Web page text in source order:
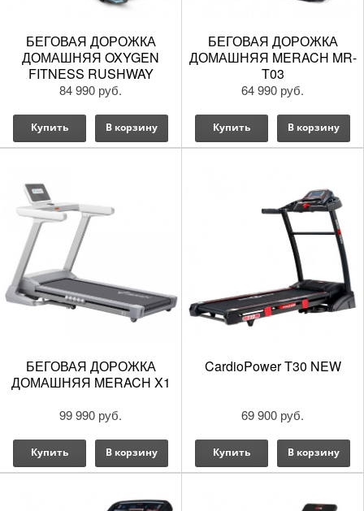
БЕГОВАЯ ДОРОЖКА
ДОМАШНЯЯ OXYGEN
FITNESS RUSHWAY
84 990 руб.
Купить В корзину
БЕГОВАЯ ДОРОЖКА
ДОМАШНЯЯ MERACH MR-
T03
64 990 руб.
Купить В корзину
БЕГОВАЯ ДОРОЖКА
ДОМАШНЯЯ MERACH X1
99 990 руб.
Купить В корзину
CardioPower T30 NEW
69 900 руб.
Купить В корзину